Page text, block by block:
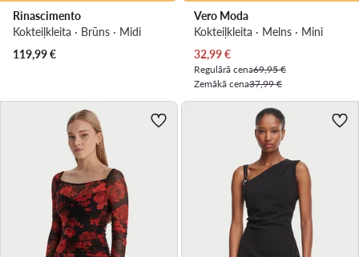
Rinascimento
Kokteiļkleita · Brūns · Midi
119,99€
Vero Moda
Kokteiļkleita · Melns · Mini
Pašreizējā cena
32,99€
Regulārā cena69,95 €
Zemākā cena37,99 €